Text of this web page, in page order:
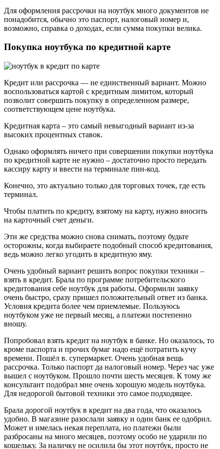
Для оформления рассрочки на ноутбук много документов не
понадобится, обычно это паспорт, налоговый номер и,
возможно, справка о доходах, если сумма покупки велика.
Покупка ноутбука по кредитной карте
Кредит или рассрочка — не единственный вариант. Можно
воспользоваться картой с кредитным лимитом, который
позволит совершить покупку в определенном размере,
соответствующем цене ноутбука.
Кредитная карта – это самый невыгодный вариант из-за
высоких процентных ставок.
Однако оформлять ничего при совершении покупки ноутбука
по кредитной карте не нужно – достаточно просто передать
кассиру карту и ввести на терминале пин-код.
Конечно, это актуально только для торговых точек, где есть
терминал.
Чтобы платить по кредиту, взятому на карту, нужно вносить
на карточный счет деньги.
Эти же средства можно снова снимать, поэтому будьте
осторожны, когда выбираете подобный способ кредитования,
ведь можно легко угодить в кредитную яму.
Очень удобный вариант решить вопрос покупки техники –
взять в кредит. Брала по программе потребительского
кредитования себе ноутбук для работы. Оформили заявку
очень быстро, сразу пришел положительный ответ из банка.
Условия кредита более чем приемлемые. Пользуюсь
ноутбуком уже не первый месяц, а платежи постепенно
вношу.
Попробовал взять кредит на ноутбук в банке. Но оказалось, то
кроме паспорта и прочих бумаг надо ещё потратить кучу
времени. Пошёл в. супермаркет. Очень удобная вещь
рассрочка. Только паспорт да налоговый номер. Через час уже
вышел с ноутбуком. Прошло почти шесть месяцев. К тому же
консультант подобрал мне очень хорошую модель ноутбука.
Для недорогой бытовой техники это самое подходящее.
Брала дорогой ноутбук в кредит на два года, что оказалось
удобно. В магазине разослали заявку и один банк ее одобрил.
Может и имелась некая переплата, но платежи были
разбросаны на много месяцев, поэтому особо не ударили по
кошельку. За наличку не осилила бы этот ноутбук, просто не